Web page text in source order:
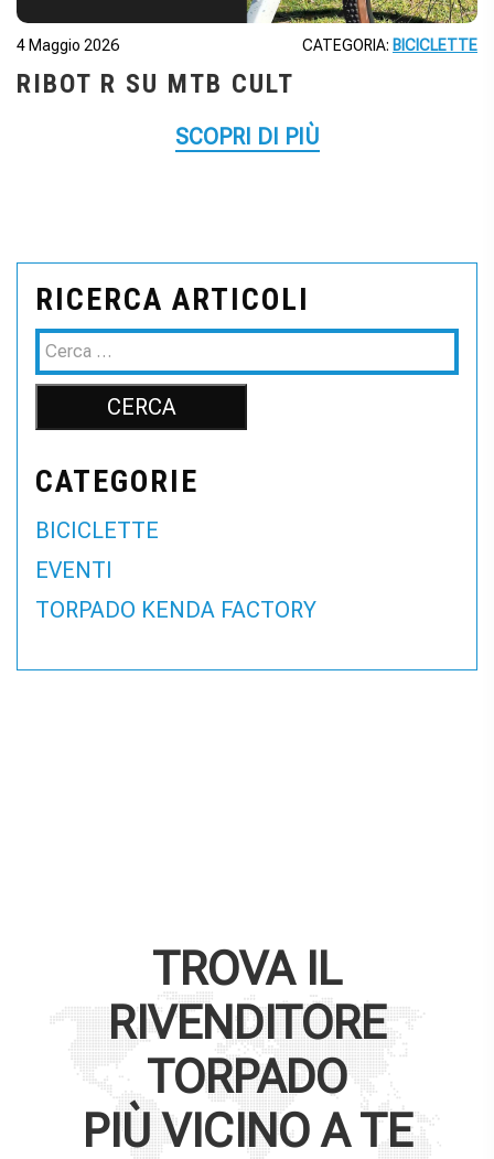
4 Maggio 2026 CATEGORIA: BICICLETTE
RIBOT R SU MTB CULT
SCOPRI DI PIÙ
RICERCA ARTICOLI
CATEGORIE
BICICLETTE
EVENTI
TORPADO KENDA FACTORY
TROVA IL
RIVENDITORE
TORPADO
PIÙ VICINO A TE